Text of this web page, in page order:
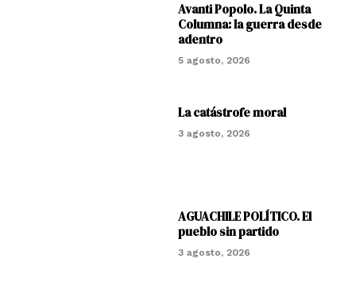
Avanti Popolo. La Quinta
Columna: la guerra desde
adentro
5 agosto, 2026
La catástrofe moral
3 agosto, 2026
AGUACHILE POLÍTICO. El
pueblo sin partido
3 agosto, 2026